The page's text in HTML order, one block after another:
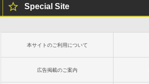
Special Site
本サイトのご利用について
広告掲載のご案内